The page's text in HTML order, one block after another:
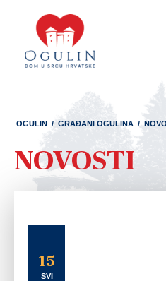
OGULIN / GRAĐANI OGULINA /
NOVOSTI
15
SVI